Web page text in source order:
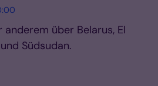
über Belarus, El
Südsudan.